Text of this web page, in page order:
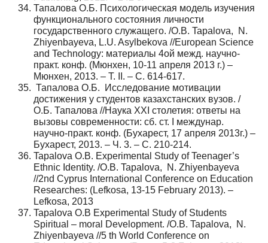
Тапалова О.Б. Психологическая модель изучения
функционального состояния личности
государственного служащего. /O.B. Tapalova, N.
Zhiyenbayeva, L.U. Asylbekova //European Science
and Technology: материалы 4ой межд. научно-
практ. конф. (Мюнхен, 10-11 апреля 2013 г.) –
Мюнхен, 2013. – Т. II. – С. 614-617.
Тапалова О.Б. Исследование мотивации
достижения у студентов казахстанских вузов. /
О.Б. Тапалова //Наука XXI столетия: ответы на
вызовы современности: сб. ст. І междунар.
научно-практ. конф. (Бухарест, 17 апреля 2013г.) –
Бухарест, 2013. – Ч. 3. – С. 210-214.
Tapalova O.B. Experimental Study of Teenager’s
Ethnic Identity. /O.B. Tapalova, N. Zhiyenbayeva
//2nd Cyprus International Conference on Education
Researches: (Lefkosa, 13-15 February 2013). –
Lefkosa, 2013
Tapalova O.B Experimental Study of Students
Spiritual – moral Development. /O.B. Tapalova, N.
Zhiyenbayeva //5 th World Conference on